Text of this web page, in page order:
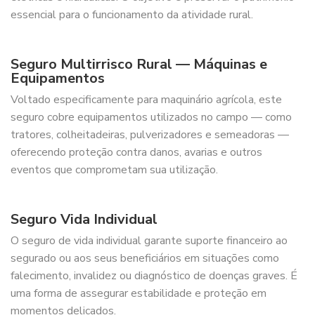
essencial para o funcionamento da atividade rural.
Seguro Multirrisco Rural — Máquinas e
Equipamentos
Voltado especificamente para maquinário agrícola, este
seguro cobre equipamentos utilizados no campo — como
tratores, colheitadeiras, pulverizadores e semeadoras —
oferecendo proteção contra danos, avarias e outros
eventos que comprometam sua utilização.
Seguro Vida Individual
O seguro de vida individual garante suporte financeiro ao
segurado ou aos seus beneficiários em situações como
falecimento, invalidez ou diagnóstico de doenças graves. É
uma forma de assegurar estabilidade e proteção em
momentos delicados.